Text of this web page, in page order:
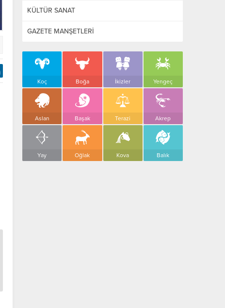
KÜLTÜR SANAT
GAZETE MANŞETLERİ
Koç Boğa İkizler Yengeç
Aslan Başak Terazi Akrep
Yay Oğlak Kova Balık